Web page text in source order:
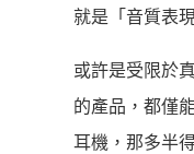
就是「音質表
或許是受限於
的產品，都僅
耳機，那多半